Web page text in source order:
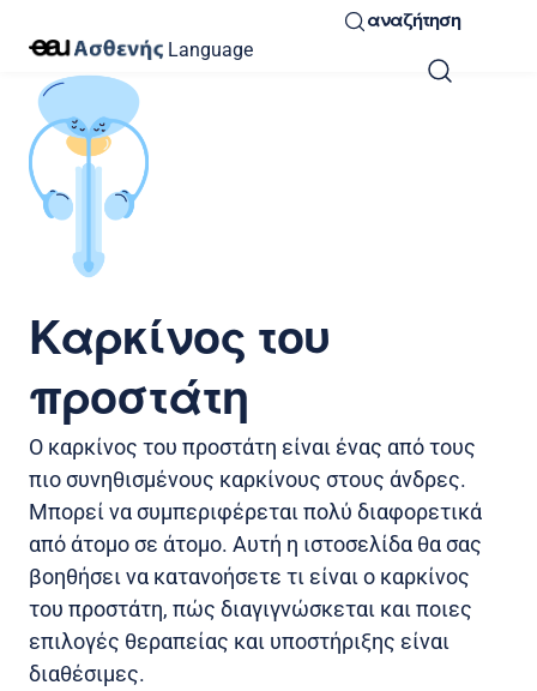
Language
αναζήτηση
Καρκίνος του
προστάτη
Ο καρκίνος του προστάτη είναι ένας από τους
πιο συνηθισμένους καρκίνους στους άνδρες.
Μπορεί να συμπεριφέρεται πολύ διαφορετικά
από άτομο σε άτομο. Αυτή η ιστοσελίδα θα σας
βοηθήσει να κατανοήσετε τι είναι ο καρκίνος
του προστάτη, πώς διαγιγνώσκεται και ποιες
επιλογές θεραπείας και υποστήριξης είναι
διαθέσιμες.